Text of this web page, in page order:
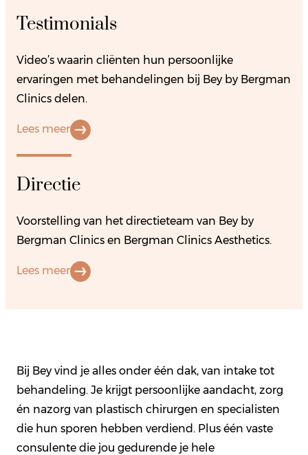
Testimonials
Video’s waarin cliënten hun persoonlijke
ervaringen met behandelingen bij Bey by Bergman
Clinics delen.
Lees meer
Directie
Voorstelling van het directieteam van Bey by
Bergman Clinics en Bergman Clinics Aesthetics.
Lees meer
Bij Bey vind je alles onder één dak, van intake tot
behandeling. Je krijgt persoonlijke aandacht, zorg
én nazorg van plastisch chirurgen en specialisten
die hun sporen hebben verdiend. Plus één vaste
consulente die jou gedurende je hele